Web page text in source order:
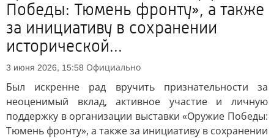
Победы: Тюмень фронту», а также
за инициативу в сохранении
исторической...
3 июня 2026, 15:58 Официально
Был искренне рад вручить признательности за
неоценимый вклад, активное участие и личную
поддержку в организации выставки «Оружие Победы:
Тюмень фронту», а также за инициативу в сохранении